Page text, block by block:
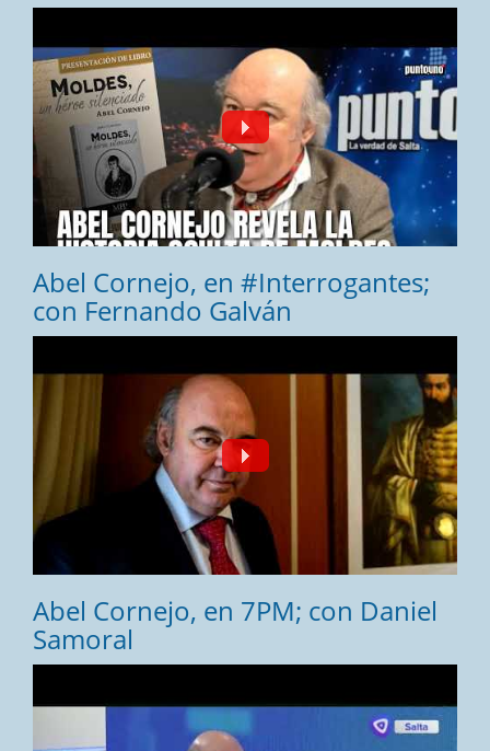
Abel Cornejo, en #Interrogantes;
con Fernando Galván
Abel Cornejo, en 7PM; con Daniel
Samoral